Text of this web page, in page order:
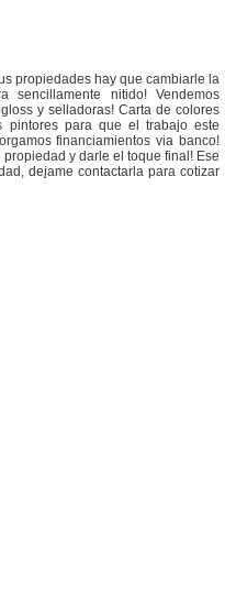
propiedades hay que cambiarle la
sencillamente nitido! Vendemos
y selladoras! Carta de colores
pintores para que el trabajo este
financiamientos via banco!
y darle el toque final! Ese
dejame contactarla para cotizar